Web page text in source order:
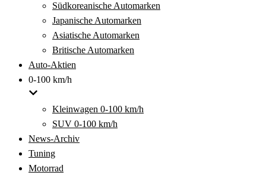
Südkoreanische Automarken
Japanische Automarken
Asiatische Automarken
Britische Automarken
Auto-Aktien
0-100 km/h
Kleinwagen 0-100 km/h
SUV 0-100 km/h
News-Archiv
Tuning
Motorrad